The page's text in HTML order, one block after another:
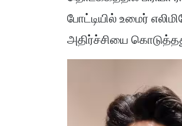
போட்டியில் உமைர்
அதிர்ச்சியை